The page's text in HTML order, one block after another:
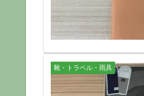
靴・トラベル・雨具